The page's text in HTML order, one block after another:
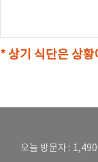
* 상기 식단은 상
오늘 방문자 :